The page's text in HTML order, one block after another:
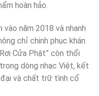
hoàn hảo.
năm 2018 và nhanh
chỉ chinh phục khán
Cửa Phật” còn thổi
dòng nhạc Việt, kết
và chất trữ tình cổ